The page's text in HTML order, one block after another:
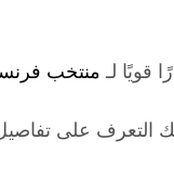
قويًا لـ منتخب
التعرف على